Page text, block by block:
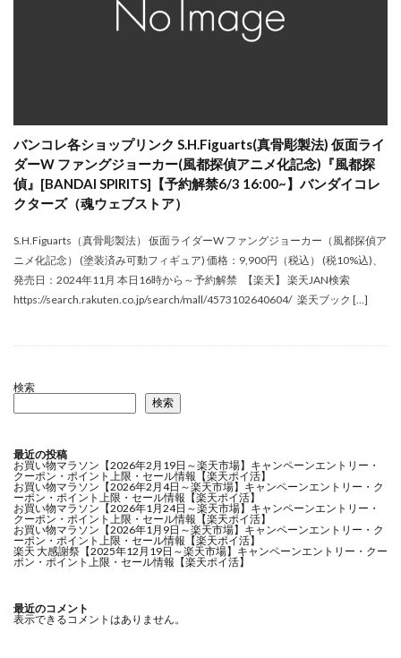
バンコレ各ショップリンク S.H.Figuarts(真骨彫製法) 仮面ライ
ダーW ファングジョーカー(風都探偵アニメ化記念)『風都探
偵』[BANDAI SPIRITS]【予約解禁6/3 16:00~】バンダイコレ
クターズ（魂ウェブストア）
S.H.Figuarts（真骨彫製法） 仮面ライダーW ファングジョーカー（風都探偵ア
ニメ化記念） (塗装済み可動フィギュア) 価格：9,900円（税込） (税10%込)、
発売日：2024年11月 本日16時から～予約解禁 【楽天】 楽天JAN検索
https://search.rakuten.co.jp/search/mall/4573102640604/ 楽天ブック […]
検索
検索
最近の投稿
お買い物マラソン【2026年2月19日～楽天市場】キャンペーンエントリー・
クーポン・ポイント上限・セール情報【楽天ポイ活】
お買い物マラソン【2026年2月4日～楽天市場】キャンペーンエントリー・ク
ーポン・ポイント上限・セール情報【楽天ポイ活】
お買い物マラソン【2026年1月24日～楽天市場】キャンペーンエントリー・
クーポン・ポイント上限・セール情報【楽天ポイ活】
お買い物マラソン【2026年1月9日～楽天市場】キャンペーンエントリー・ク
ーポン・ポイント上限・セール情報【楽天ポイ活】
楽天 大感謝祭【2025年12月19日～楽天市場】キャンペーンエントリー・クー
ポン・ポイント上限・セール情報【楽天ポイ活】
最近のコメント
表示できるコメントはありません。